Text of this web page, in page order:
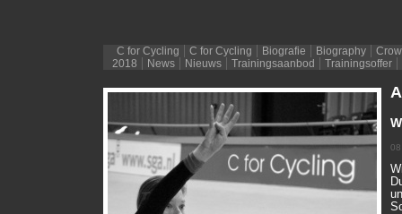
C for Cycling C for Cycling Biografie Biography
2018
News Nieuws Trainingsaanbod Trainingsoffer